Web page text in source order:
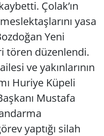
Çolak’ın
yasa
Yeni
tören düzenlendi.
ve yakınlarının
Huriye Küpeli
Mustafa
yaptığı silah